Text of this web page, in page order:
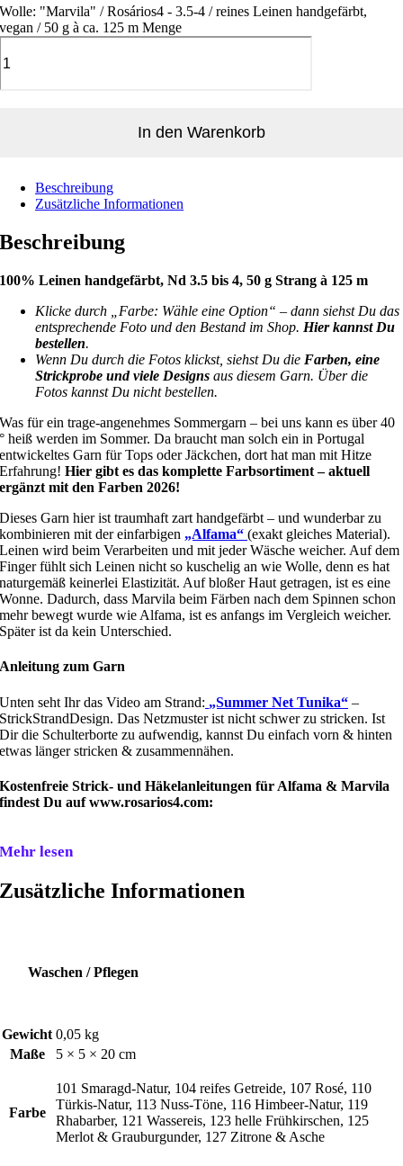
Wolle: "Marvila" / Rosários4 - 3.5-4 / reines Leinen handgefärbt,
vegan / 50 g à ca. 125 m Menge
In den Warenkorb
Beschreibung
Zusätzliche Informationen
Beschreibung
100% Leinen handgefärbt, Nd 3.5 bis 4, 50 g Strang à 125 m
Klicke durch „Farbe: Wähle eine Option“ – dann siehst Du das
entsprechende Foto und den Bestand im Shop. Hier kannst Du
bestellen.
Wenn Du durch die Fotos klickst, siehst Du die Farben, eine
Strickprobe und viele Designs aus diesem Garn. Über die
Fotos kannst Du nicht bestellen.
Was für ein trage-angenehmes Sommergarn – bei uns kann es über 40
° heiß werden im Sommer. Da braucht man solch ein in Portugal
entwickeltes Garn für Tops oder Jäckchen, dort hat man mit Hitze
Erfahrung!Hier gibt es das komplette Farbsortiment – aktuell
ergänzt mit den Farben 2026!
Dieses Garn hier ist traumhaft zart handgefärbt – und wunderbar zu
kombinieren mit der einfarbigen „Alfama“ (exakt gleiches Material).
Leinen wird beim Verarbeiten und mit jeder Wäsche weicher. Auf dem
Finger fühlt sich Leinen nicht so kuschelig an wie Wolle, denn es hat
naturgemäß keinerlei Elastizität. Auf bloßer Haut getragen, ist es eine
Wonne. Dadurch, dass Marvila beim Färben nach dem Spinnen schon
mehr bewegt wurde wie Alfama, ist es anfangs im Vergleich weicher.
Später ist da kein Unterschied.
Anleitung zum Garn
Unten seht Ihr das Video am Strand: „Summer Net Tunika“ –
StrickStrandDesign. Das Netzmuster ist nicht schwer zu stricken. Ist
Dir die Schulterborte zu aufwendig, kannst Du einfach vorn & hinten
etwas länger stricken & zusammennähen.
Kostenfreie Strick- und Häkelanleitungen für Alfama & Marvila
findest Du auf www.rosarios4.com:
Mehr lesen
Zusätzliche Informationen
Waschen / Pflegen
Gewicht 0,05 kg
Maße
5 × 5 × 20 cm
Farbe
101 Smaragd-Natur, 104 reifes Getreide, 107 Rosé, 110
Türkis-Natur, 113 Nuss-Töne, 116 Himbeer-Natur, 119
Rhabarber, 121 Wassereis, 123 helle Frühkirschen, 125
Merlot & Grauburgunder, 127 Zitrone & Asche